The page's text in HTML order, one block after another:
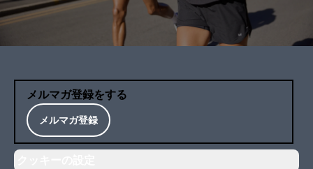
メルマガ登録をする
メルマガ登録